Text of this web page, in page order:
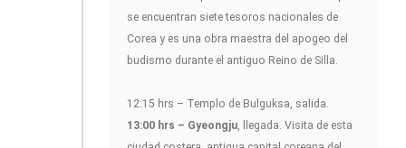
se encuentran siete tesoros nacionales de
Corea y es una obra maestra del apogeo del
budismo durante el antiguo Reino de Silla.
12:15 hrs – Templo de Bulguksa, salida.
13:00 hrs – Gyeongju, llegada. Visita de esta